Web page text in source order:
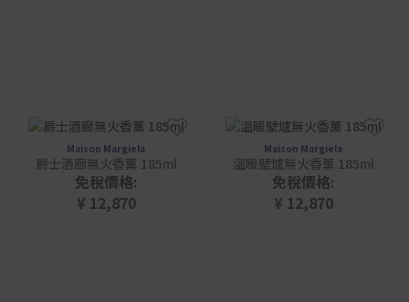
Maison Margiela
爵士酒廊無火香薰 185ml
免稅價格:
¥ 12,870
Maison Margiela
溫暖壁爐無火香薰 185ml
免稅價格:
¥ 12,870